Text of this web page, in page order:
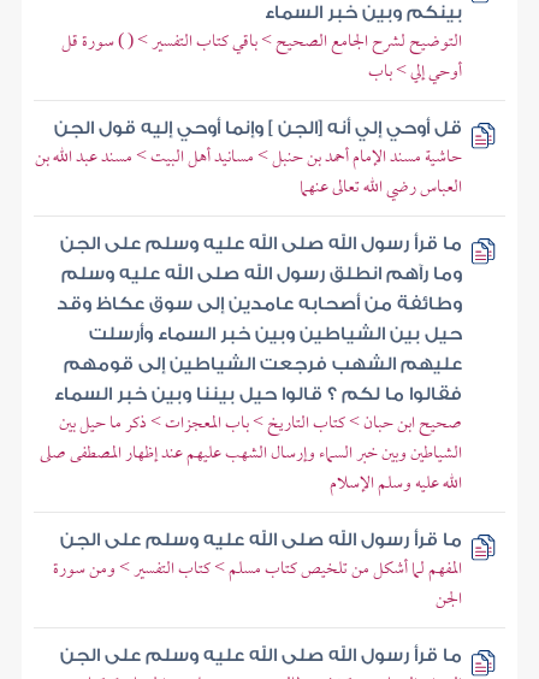
بينكم وبين خبر السماء
التوضيح لشرح الجامع الصحيح > باقي كتاب التفسير > ( ) سورة قل
أوحي إلي > باب
قل أوحي إلي أنه [الجن ] وإنما أوحي إليه قول الجن
حاشية مسند الإمام أحمد بن حنبل > مسانيد أهل البيت > مسند عبد الله بن
العباس رضي الله تعالى عنهما
ما قرأ رسول الله صلى الله عليه وسلم على الجن
وما رآهم انطلق رسول الله صلى الله عليه وسلم
وطائفة من أصحابه عامدين إلى سوق عكاظ وقد
حيل بين الشياطين وبين خبر السماء وأرسلت
عليهم الشهب فرجعت الشياطين إلى قومهم
فقالوا ما لكم ؟ قالوا حيل بيننا وبين خبر السماء
صحيح ابن حبان > كتاب التاريخ > باب المعجزات > ذكر ما حيل بين
الشياطين وبين خبر السماء وإرسال الشهب عليهم عند إظهار المصطفى صلى
الله عليه وسلم الإسلام
ما قرأ رسول الله صلى الله عليه وسلم على الجن
المفهم لما أشكل من تلخيص كتاب مسلم > كتاب التفسير > ومن سورة
الجن
ما قرأ رسول الله صلى الله عليه وسلم على الجن